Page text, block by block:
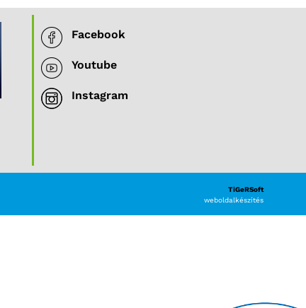
Facebook
Youtube
Instagram
TiGeRSoft
weboldalkészítés